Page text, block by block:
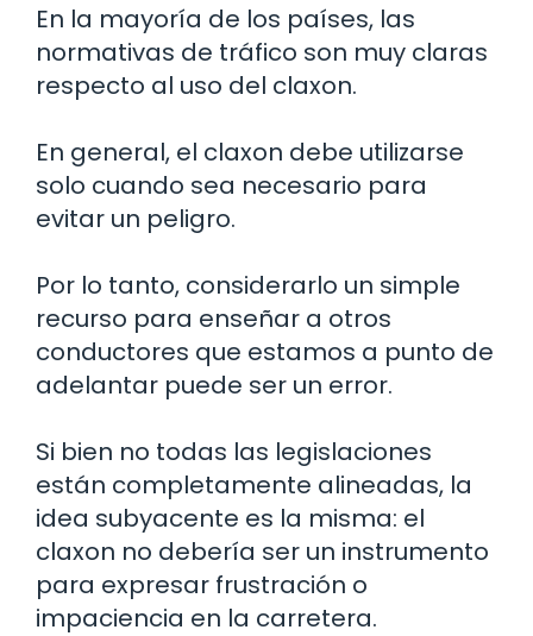
En la mayoría de los países, las
normativas de tráfico son muy claras
respecto al uso del claxon.
En general, el claxon debe utilizarse
solo cuando sea necesario para
evitar un peligro.
Por lo tanto, considerarlo un simple
recurso para enseñar a otros
conductores que estamos a punto de
adelantar puede ser un error.
Si bien no todas las legislaciones
están completamente alineadas, la
idea subyacente es la misma: el
claxon no debería ser un instrumento
para expresar frustración o
impaciencia en la carretera.